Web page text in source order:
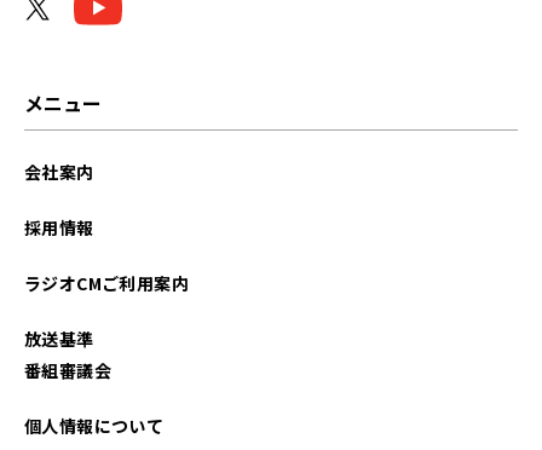
メニュー
会社案内
採用情報
ラジオCMご利用案内
放送基準
番組審議会
個人情報について